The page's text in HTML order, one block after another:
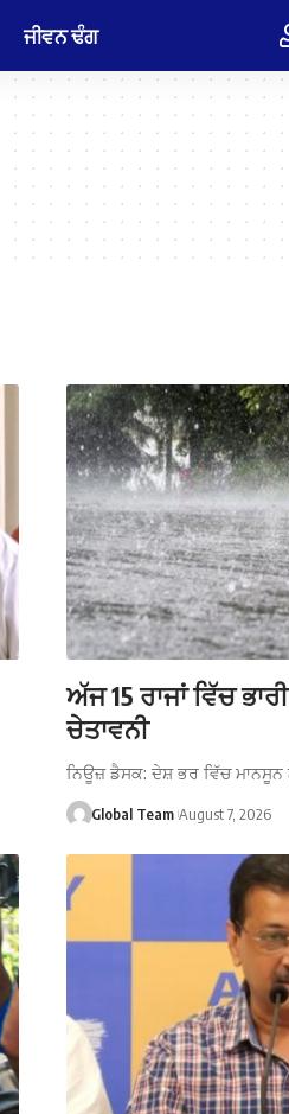
ਜੀਵਨ ਢੰਗ
ਅੱਜ 15 ਰਾਜਾਂ ਵਿੱਚ
ਚੇਤਾਵਨੀ
ਨਿਊਜ਼ ਡੈਸਕ: ਦੇਸ਼ ਭਰ ਵਿੱਚ
Global Team August 7, 2026